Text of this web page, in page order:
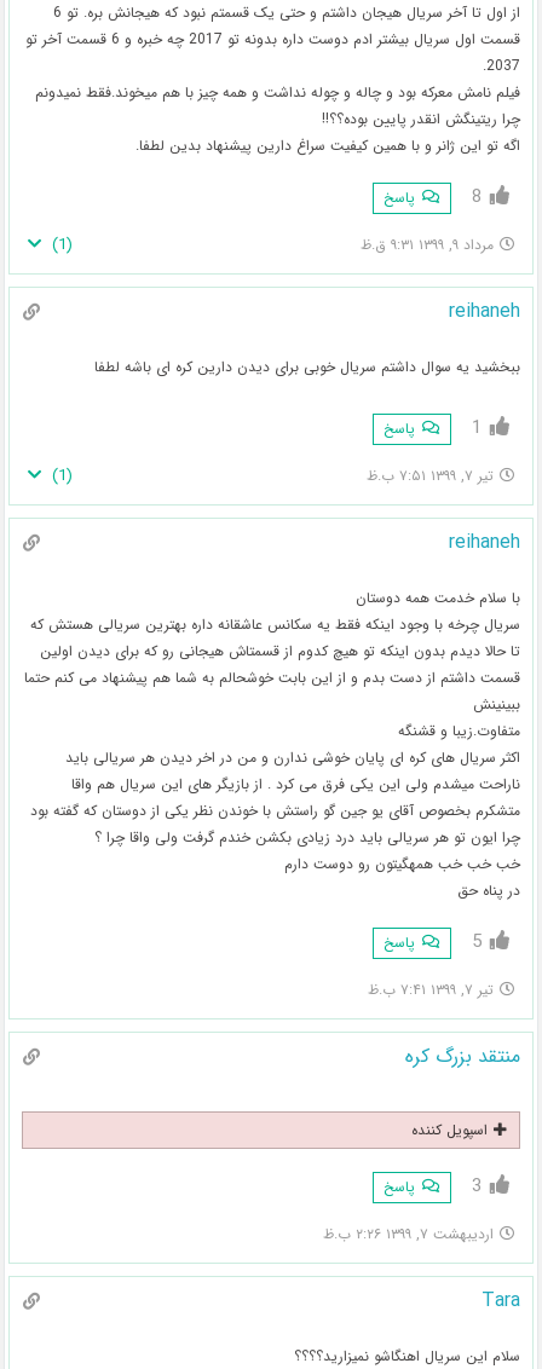
از اول تا آخر سریال هیجان داشتم و حتی یک قسمتم نبود که هیجانش بره. تو 6
قسمت اول سریال بیشتر ادم دوست داره بدونه تو 2017 چه خبره و 6 قسمت آخر تو
2037.
فیلم نامش معرکه بود و چاله و چوله نداشت و همه چیز با هم میخوند.فقط نمیدونم
چرا ریتینگش انقدر پایین بوده؟؟!!
اگه تو این ژانر و با همین کیفیت سراغ دارین پیشنهاد بدین لطفا.
8 پاسخ
مرداد ۹, ۱۳۹۹ ۹:۳۱ ق.ظ (
1
)
reihaneh
ببخشید یه سوال داشتم سریال خوبی برای دیدن دارین کره ای باشه لطفا
1 پاسخ
تیر ۷, ۱۳۹۹ ۷:۵۱ ب.ظ (
1
)
reihaneh
با سلام خدمت همه دوستان
سریال چرخه با وجود اینکه فقط یه سکانس عاشقانه داره بهترین سریالی هستش که
تا حالا دیدم بدون اینکه تو هیچ کدوم از قسمتاش هیجانی رو که برای دیدن اولین
قسمت داشتم از دست بدم و از این بابت خوشحالم به شما هم پیشنهاد می کنم حتما
ببینینش
متفاوت.زیبا و قشنگه
اکثر سریال های کره ای پایان خوشی ندارن و من در اخر دیدن هر سریالی باید
ناراحت میشدم ولی این یکی فرق می کرد . از بازیگر های این سریال هم واقا
متشکرم بخصوص آقای یو جین گو راستش با خوندن نظر یکی از دوستان که گفته بود
چرا ایون تو هر سریالی باید درد زیادی بکشن خندم گرفت ولی واقا چرا ؟
خب خب خب همهگیتون رو دوست دارم
در پناه حق
5 پاسخ
تیر ۷, ۱۳۹۹ ۷:۴۱ ب.ظ
منتقد بزرگ کره
اسپویل کننده
3 پاسخ
اردیبهشت ۷, ۱۳۹۹ ۲:۲۶ ب.ظ
Tara
سلام این سریال اهنگاشو نمیزارید؟؟؟؟